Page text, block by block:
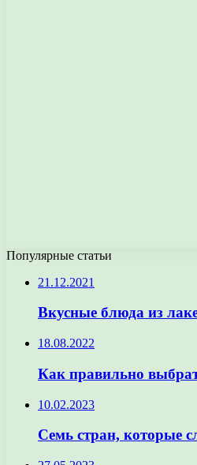
Популярные статьи
21.12.2021
Вкусные блюда из
18.08.2022
Как правильно
10.02.2023
Семь стран, которые